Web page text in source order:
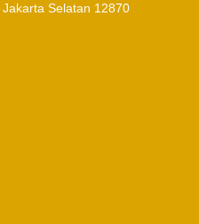
Jakarta Selatan 12870